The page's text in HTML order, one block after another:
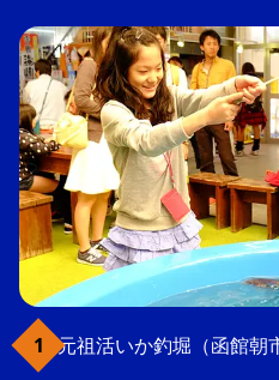
元祖活いか釣堀（函館朝